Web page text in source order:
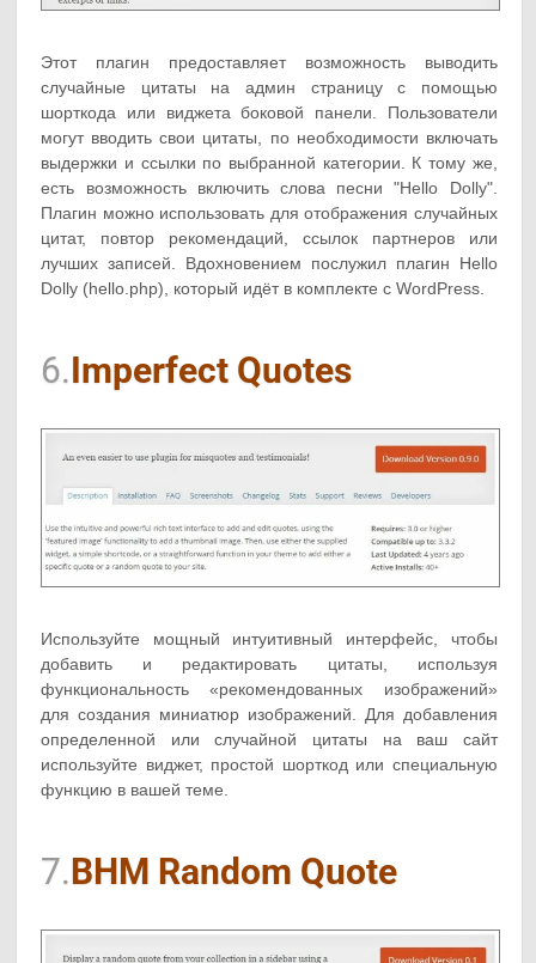
Этот плагин предоставляет возможность выводить
случайные цитаты на админ страницу с помощью
шорткода или виджета боковой панели. Пользователи
могут вводить свои цитаты, по необходимости включать
выдержки и ссылки по выбранной категории. К тому же,
есть возможность включить слова песни "Hello Dolly".
Плагин можно использовать для отображения случайных
цитат, повтор рекомендаций, ссылок партнеров или
лучших записей. Вдохновением послужил плагин Hello
Dolly (hello.php), который идёт в комплекте с WordPress.
6.Imperfect Quotes
Используйте мощный интуитивный интерфейс, чтобы
добавить и редактировать цитаты, используя
функциональность «рекомендованных изображений»
для создания миниатюр изображений. Для добавления
определенной или случайной цитаты на ваш сайт
используйте виджет, простой шорткод или специальную
функцию в вашей теме.
7.BHM Random Quote